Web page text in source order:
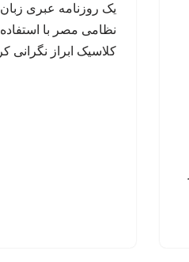
یک روزنامه عبری
نظامی مصر با
کلاسیک ابراز نگرانی